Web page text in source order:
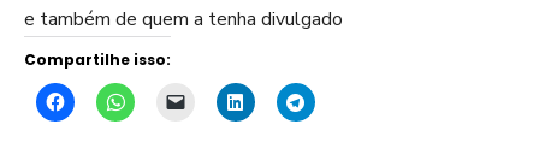
e também de quem a tenha divulgado
Compartilhe isso: